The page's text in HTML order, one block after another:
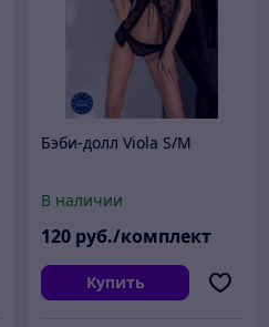
Бэби-долл Viola S/M
В наличии
120 руб./комплект
Купить